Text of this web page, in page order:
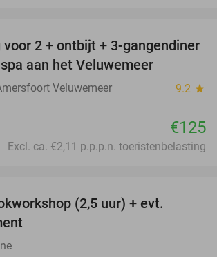
2 + ontbijt + 3-gangendiner
aan het Veluwemeer
Veluwemeer 9.2 star
€125
Excl. ca. €2,11 p.p.p.n. toeristenbelasting
(2,5 uur) + evt.